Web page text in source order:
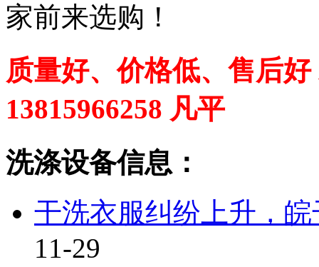
家前来选购！
质量好、价格低、售后
13815966258 凡平
洗涤设备信息：
干洗衣服纠纷上升，
11-29